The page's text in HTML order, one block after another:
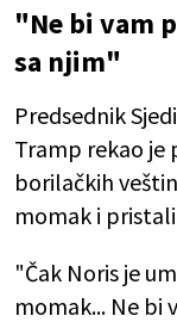
"Ne bi vam
sa njim"
Predsednik
Tramp rekao je
borilačkih
momak i
"Čak Noris je
momak... Ne bi